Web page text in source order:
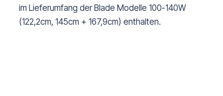
im Lieferumfang der Blade Modelle 100-140W
(122,2cm, 145cm + 167,9cm) enthalten.